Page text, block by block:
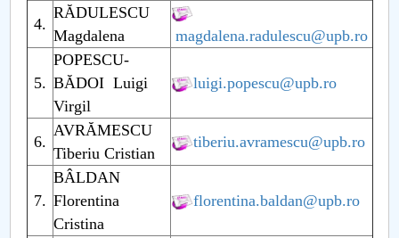
Studenți
Ghiduri pentru STUDENȚI
Relații Publice
Relații Internaționale
PNRR
Proiect PRIM STUD
4.
RĂDULESCU
Magdalena
magdalena.radulescu@upb.ro
5.
POPESCU-
BĂDOI Luigi
Virgil
luigi.popescu@upb.ro
6.
AVRĂMESCU
Tiberiu Cristian
tiberiu.avramescu@upb.ro
7.
BÂLDAN
Florentina
Cristina
florentina.baldan@upb.ro